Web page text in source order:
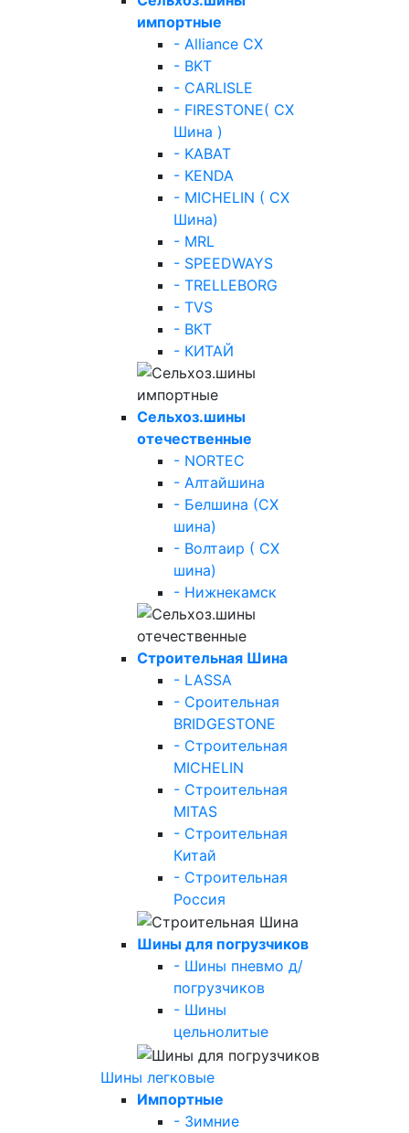
импортные
- Alliance СХ
- BKT
- CARLISLE
- FIRESTONE( СХ
Шина )
- KABAT
- KENDA
- MICHELIN ( СХ
Шина)
- MRL
- SPEEDWAYS
- TRELLEBORG
- TVS
- ВКТ
- КИТАЙ
Сельхоз.шины
отечественные
- NORTEC
- Алтайшина
- Белшина (СХ
шина)
- Волтаир ( СХ
шина)
- Нижнекамск
Строительная Шина
- LASSA
- Сроительная
BRIDGESTONE
- Строительная
MICHELIN
- Строительная
MITAS
- Строительная
Китай
- Строительная
Россия
Шины для погрузчиков
- Шины пневмо д/
погрузчиков
- Шины
цельнолитые
Шины легковые
Импортные
- Зимние